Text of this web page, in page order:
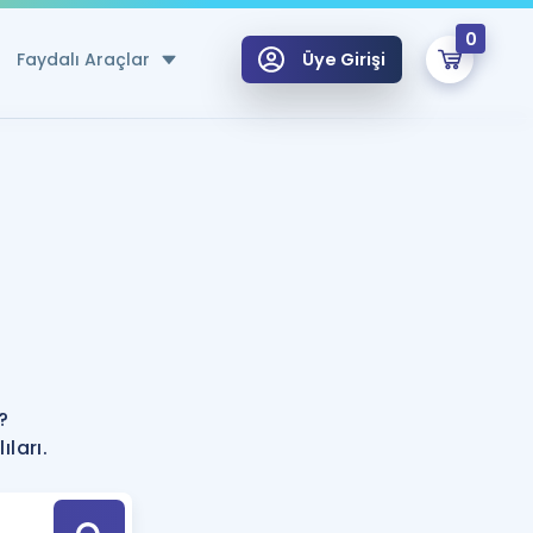
Faydalı Araçlar
Hesaplama Aracı
için Öneriler
Tek Takvimde
Üye Girişi
0
Hoca ile seni sınava hazırlayacak onlarca eğitim seni bekliyor!